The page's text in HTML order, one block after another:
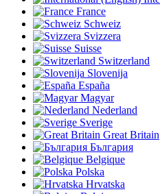
France
Schweiz
Svizzera
Suisse
Switzerland
Slovenija
España
Magyar
Nederland
Sverige
Great Britain
България
Belgique
Polska
Hrvatska